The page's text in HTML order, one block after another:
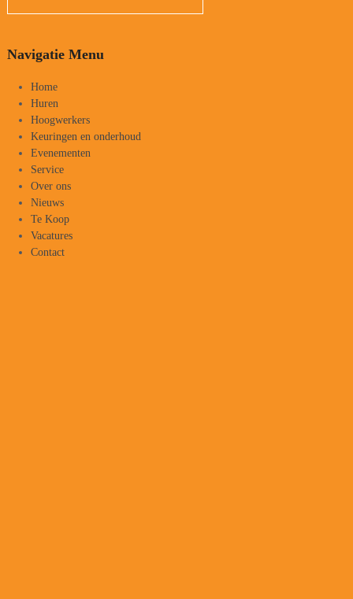
Navigatie Menu
Home
Huren
Hoogwerkers
Keuringen en onderhoud
Evenementen
Service
Over ons
Nieuws
Te Koop
Vacatures
Contact